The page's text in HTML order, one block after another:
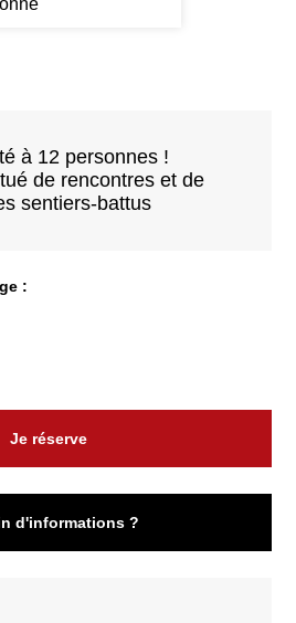
à 12 personnes !
de rencontres et de
sentiers-battus
:
Je réserve
d'informations ?